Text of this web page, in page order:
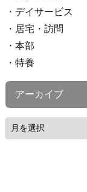
デイサービス
居宅・訪問
本部
特養
アーカイブ